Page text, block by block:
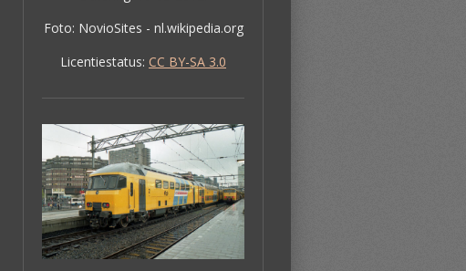
Foto: NovioSites - nl.wikipedia.org
Licentiestatus: CC BY-SA 3.0